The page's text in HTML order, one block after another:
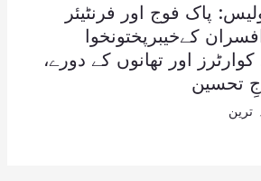
پاک فوج اور فرنٹیئر
کےخیبرپختونخوا
اور تھانوں کے دورے،
تحسین
ترین